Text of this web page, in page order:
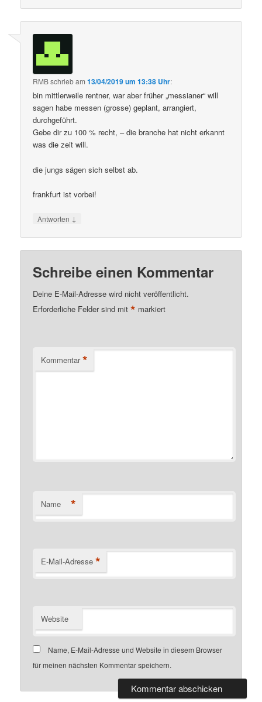
RMBschriebam13/04/2019 um 13:38 Uhr:
bin mittlerweile rentner, war aber früher „messianer“ will
sagen habe messen (grosse) geplant, arrangiert,
durchgeführt.
Gebe dir zu 100 % recht, – die branche hat nicht erkannt
was die zeit will.
die jungs sägen sich selbst ab.
frankfurt ist vorbei!
Antworten ↓
Schreibe einen Kommentar
Deine E-Mail-Adresse wird nicht veröffentlicht.
Erforderliche Felder sind mit* markiert
Kommentar *
Name *
E-Mail-Adresse *
Website
Name, E-Mail-Adresse und Website in diesem Browser
für meinen nächsten Kommentar speichern.